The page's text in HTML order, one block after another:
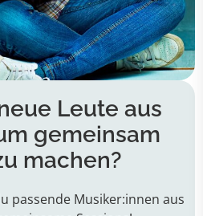
Leute aus
gemeinsam
machen?
passende Musiker:innen aus